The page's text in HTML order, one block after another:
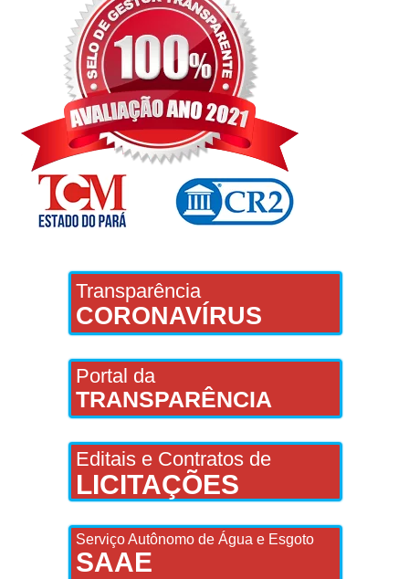
Transparência
CORONAVÍRUS
Portal da
TRANSPARÊNCIA
Editais e Contratos de
LICITAÇÕES
Serviço Autônomo de Água e Esgoto
SAAE